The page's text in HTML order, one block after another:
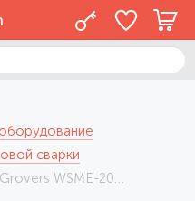
сварки
200LCD AC/DC Pulse